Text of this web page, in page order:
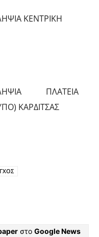
ΚΕΝΤΡΙΚΗ
ΠΛΑΤΕΙΑ
ΚΑΡΔΙΤΣΑΣ
στο Google News